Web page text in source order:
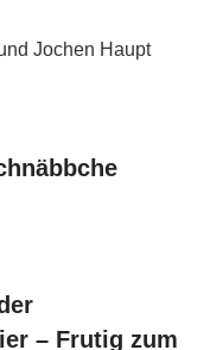
Jochen Haupt
– Frutig zum